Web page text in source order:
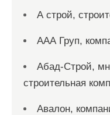
А строй,
ААА Груп,
Абад-Строй,
строительная
Авалон,